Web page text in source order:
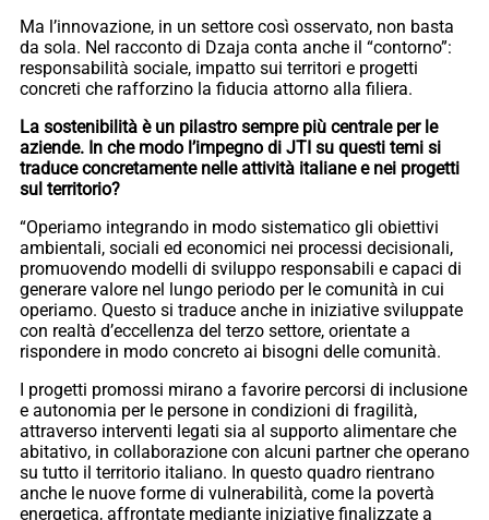
Ma l’innovazione, in un settore così osservato, non basta
da sola. Nel racconto di Dzaja conta anche il “contorno”:
responsabilità sociale, impatto sui territori e progetti
concreti che rafforzino la fiducia attorno alla filiera.
La sostenibilità è un pilastro sempre più centrale per le
aziende. In che modo l’impegno di JTI su questi temi si
traduce concretamente nelle attività italiane e nei progetti
sul territorio?
“Operiamo integrando in modo sistematico gli obiettivi
ambientali, sociali ed economici nei processi decisionali,
promuovendo modelli di sviluppo responsabili e capaci di
generare valore nel lungo periodo per le comunità in cui
operiamo. Questo si traduce anche in iniziative sviluppate
con realtà d’eccellenza del terzo settore, orientate a
rispondere in modo concreto ai bisogni delle comunità.
I progetti promossi mirano a favorire percorsi di inclusione
e autonomia per le persone in condizioni di fragilità,
attraverso interventi legati sia al supporto alimentare che
abitativo, in collaborazione con alcuni partner che operano
su tutto il territorio italiano. In questo quadro rientrano
anche le nuove forme di vulnerabilità, come la povertà
energetica, affrontate mediante iniziative finalizzate a